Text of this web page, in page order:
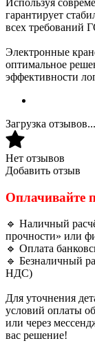
гарантирует
всех требований
Электронные
оптимальное
эффективности
Загрузка отзывов...
Нет отзывов
Добавить отзыв
Оплачивайте
🔹 Наличный
прочности» или
🔹 Оплата
🔹 Безналичный
НДС)
Для уточнения
условий оплаты
или через
вас решение!